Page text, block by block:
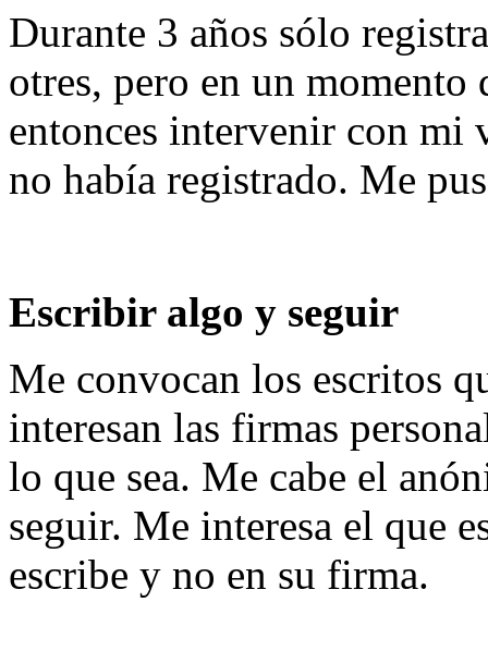
Durante 3 años sólo
otres, pero en un
entonces intervenir con mi
no había registrado. Me
Escribir algo y seguir
Me convocan los escritos
interesan las firmas
lo que sea. Me cabe el
seguir. Me interesa el que
escribe y no en su firma.